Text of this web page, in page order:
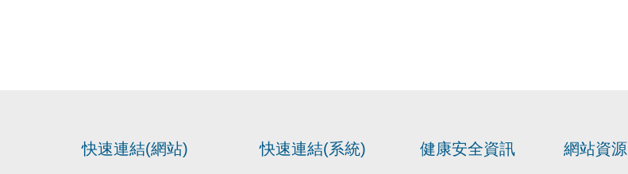
快速連結(網站) 快速連結(系統) 健康安全資訊 網站資源